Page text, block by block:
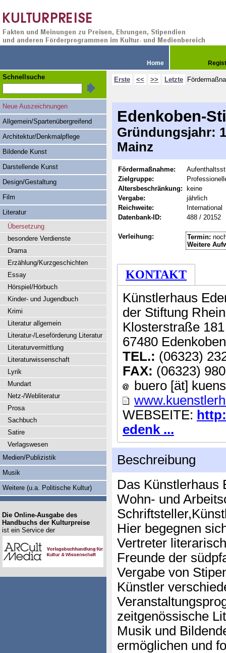
Home
Erste << >> Letzte
Edenkoben-
Gründungsjahr:
Mainz
Fördermaßnahme:
Zielgruppe:
Altersbeschränkung:
keine
Vergabe:
jährlich
Reichweite:
International
Datenbank-ID:
488 / 20152
Verleihung: Termin:
Weitere
KONTAKT
Künstlerhaus
der Stiftung
Klosterstraße 181
67480 Edenkoben
TEL.: (06323)
FAX: (06323)
buero [ät]
WEBSEITE:
edenk ...
Beschreibung
Das Künstlerhaus
Wohn- und
Hier begegnen
Vertreter
Freunde der
Vergabe von
Künstler
zeitgenössische
Musik und
ermöglichen und
Schnellsuche
Neue Auszeichnungen
Allgemein/Spartenübergreifend
Architektur/Denkmalpflege
Bildende Kunst
Darstellende Kunst
Design/Gestaltung
Film
Literatur
Übersetzung
besondere Verdienste
Drama
Erzählung/Kurzgeschichten
Essay
Hörspiel/Hörbuch
Kinder- und Jugendbuch
Krimi
Literatur allgemein
Literatur-/Leseförderung Literatur
Literaturvermittlung
Literaturwissenschaft
Lyrik
Mundart
Netz-/Webliteratur
Prosa
Sachbuch
Satire
Verlagswesen
Medien/Publizistik
Musik
Weitere (u.a. Politische Kultur)
Die Online-Ausgabe des
Handbuchs der Kulturpreise
ist ein Service der